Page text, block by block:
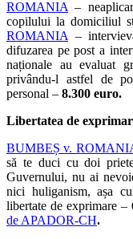
ROMANIA –
copilului la domiciliul
ROMANIA –
difuzarea pe post a
naționale au evaluat
privându-l astfel de
personal – 8.300 euro.
Libertatea de
BUMBEȘ v.
să te duci cu doi
Guvernului, nu ai
nici huliganism, așa
libertate de exprimare –
de APADOR-CH.